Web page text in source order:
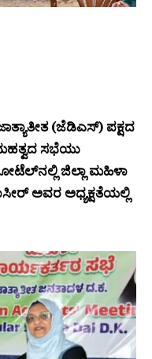
(ಜೆಡಿಎಸ್) ಪಕ್ಷದ
ಸಭೆಯು
ಜಿಲ್ಲಾ ಮಹಿಳಾ
ಅವರ ಅಧ್ಯಕ್ಷತೆಯಲ್ಲಿ